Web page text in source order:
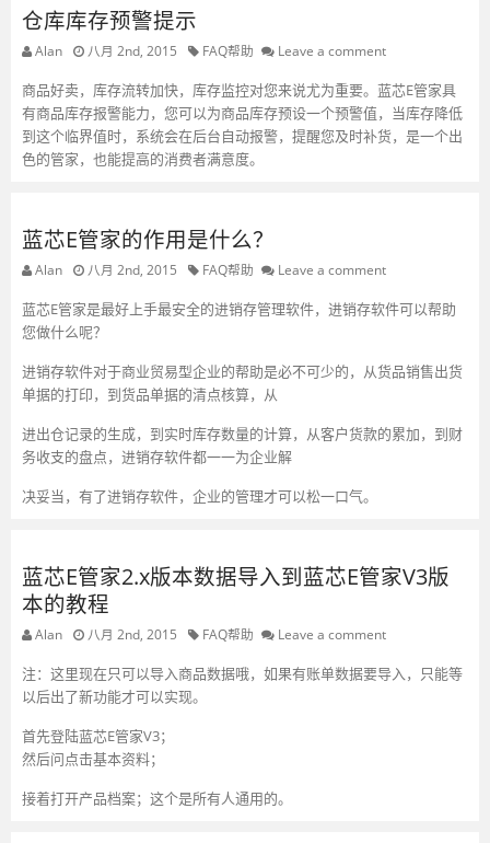
仓库库存预警提示
Alan 八月 2nd, 2015 FAQ帮助 Leave a comment
商品好卖，库存流转加快，库存监控对您来说尤为重要。蓝芯E管家具
有商品库存报警能力，您可以为商品库存预设一个预警值，当库存降低
到这个临界值时，系统会在后台自动报警，提醒您及时补货，是一个出
色的管家，也能提高的消费者满意度。
蓝芯E管家的作用是什么？
Alan 八月 2nd, 2015 FAQ帮助 Leave a comment
蓝芯E管家是最好上手最安全的进销存管理软件，进销存软件可以帮助
您做什么呢？
进销存软件对于商业贸易型企业的帮助是必不可少的，从货品销售出货
单据的打印，到货品单据的清点核算，从
进出仓记录的生成，到实时库存数量的计算，从客户货款的累加，到财
务收支的盘点，进销存软件都一一为企业解
决妥当，有了进销存软件，企业的管理才可以松一口气。
蓝芯E管家2.x版本数据导入到蓝芯E管家V3版
本的教程
Alan 八月 2nd, 2015 FAQ帮助 Leave a comment
注：这里现在只可以导入商品数据哦，如果有账单数据要导入，只能等
以后出了新功能才可以实现。
首先登陆蓝芯E管家V3；
然后问点击基本资料；
接着打开产品档案；这个是所有人通用的。